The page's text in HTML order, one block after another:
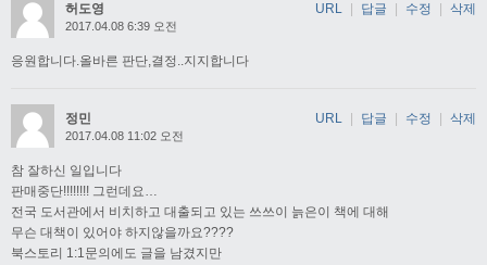
허도영
2017.04.08 6:39 오전
응원합니다.올바른 판단,결정..지지합니다
URL 답글 수정 삭제
정민
2017.04.08 11:02 오전
참 잘하신 일입니다
판매중단!!!!!!!! 그런데요…
전국 도서관에서 비치하고 대출되고 있는 쓰쓰이 늙은이 책에 대해
무슨 대책이 있어야 하지않을까요????
북스토리 1:1문의에도 글을 남겼지만
URL 답글 수정 삭제